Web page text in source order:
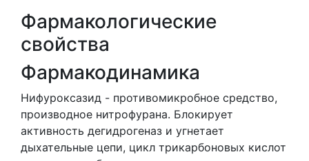
Фармакологические
свойства
Фармакодинамика
Нифуроксазид - противомикробное средство,
производное нитрофурана. Блокирует
активность дегидрогеназ и угнетает
дыхательные цепи, цикл трикарбоновых кислот